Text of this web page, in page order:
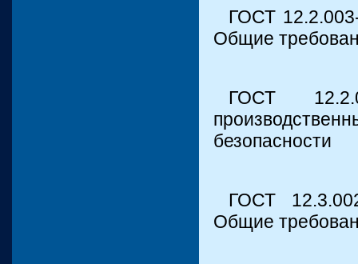
ГОСТ
Общие
ГОСТ
безопасности
ГОСТ
Общие